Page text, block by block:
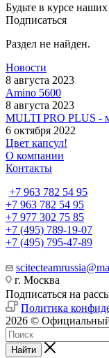
Будьте в курсе
Подписаться
Раздел не найден.
Новости
8 августа 2023
Amino 5600
8 августа 2023
MULTI PRO PLUS -
6 октября 2022
Цвет капсул!
О компании
Контакты
+7 963 782 54 95
+7 963 782 54 95
+7 977 302 75 85
+7 (495) 789-19-07
+7 (495) 795-47-89
г. Москва
Подписаться на
Политика
2026 ©
Найти